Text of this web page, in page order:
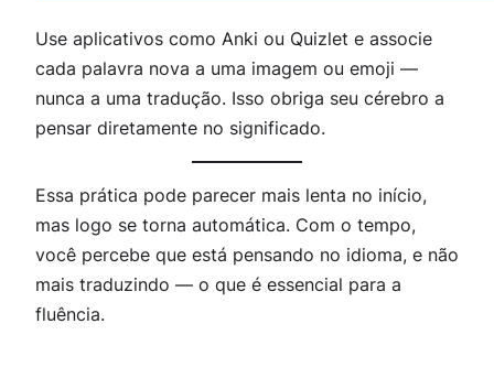
Use aplicativos como Anki ou Quizlet e associe
cada palavra nova a uma imagem ou emoji —
nunca a uma tradução. Isso obriga seu cérebro a
pensar diretamente no significado.
Essa prática pode parecer mais lenta no início,
mas logo se torna automática. Com o tempo,
você percebe que está pensando no idioma, e não
mais traduzindo — o que é essencial para a
fluência.